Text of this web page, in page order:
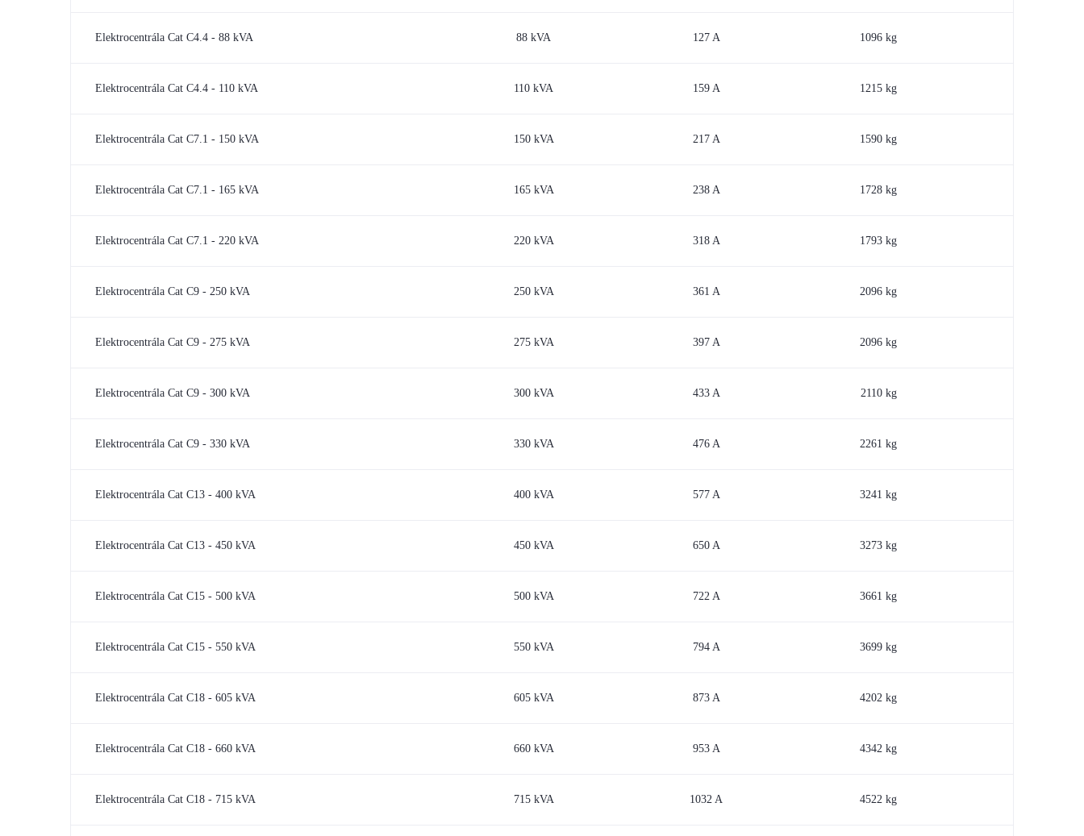
Elektrocentrála Cat C4.4 - 88 kVA 88 kVA 127 A 1096 kg
Elektrocentrála Cat C4.4 - 110 kVA 110 kVA 159 A 1215 kg
Elektrocentrála Cat C7.1 - 150 kVA 150 kVA 217 A 1590 kg
Elektrocentrála Cat C7.1 - 165 kVA 165 kVA 238 A 1728 kg
Elektrocentrála Cat C7.1 - 220 kVA 220 kVA 318 A 1793 kg
Elektrocentrála Cat C9 - 250 kVA 250 kVA 361 A 2096 kg
Elektrocentrála Cat C9 - 275 kVA 275 kVA 397 A 2096 kg
Elektrocentrála Cat C9 - 300 kVA 300 kVA 433 A 2110 kg
Elektrocentrála Cat C9 - 330 kVA 330 kVA 476 A 2261 kg
Elektrocentrála Cat C13 - 400 kVA 400 kVA 577 A 3241 kg
Elektrocentrála Cat C13 - 450 kVA 450 kVA 650 A 3273 kg
Elektrocentrála Cat C15 - 500 kVA 500 kVA 722 A 3661 kg
Elektrocentrála Cat C15 - 550 kVA 550 kVA 794 A 3699 kg
Elektrocentrála Cat C18 - 605 kVA 605 kVA 873 A 4202 kg
Elektrocentrála Cat C18 - 660 kVA 660 kVA 953 A 4342 kg
Elektrocentrála Cat C18 - 715 kVA 715 kVA 1032 A 4522 kg